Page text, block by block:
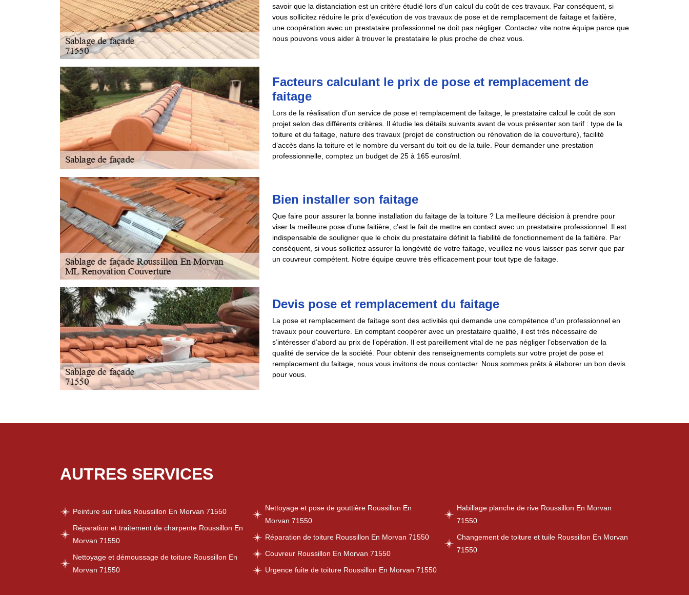
savoir que la distanciation est un critère étudié lors d’un calcul du coût de ces travaux. Par conséquent, si
vous sollicitez réduire le prix d’exécution de vos travaux de pose et de remplacement de faitage et faitière,
une coopération avec un prestataire professionnel ne doit pas négliger. Contactez vite notre équipe parce que
nous pouvons vous aider à trouver le prestataire le plus proche de chez vous.
Facteurs calculant le prix de pose et remplacement de
faitage
Lors de la réalisation d’un service de pose et remplacement de faitage, le prestataire calcul le coût de son
projet selon des différents critères. Il étudie les détails suivants avant de vous présenter son tarif : type de la
toiture et du faitage, nature des travaux (projet de construction ou rénovation de la couverture), facilité
d’accès dans la toiture et le nombre du versant du toit ou de la tuile. Pour demander une prestation
professionnelle, comptez un budget de 25 à 165 euros/ml.
Bien installer son faitage
Que faire pour assurer la bonne installation du faitage de la toiture ? La meilleure décision à prendre pour
viser la meilleure pose d’une faitière, c’est le fait de mettre en contact avec un prestataire professionnel. Il est
indispensable de souligner que le choix du prestataire définit la fiabilité de fonctionnement de la faitière. Par
conséquent, si vous sollicitez assurer la longévité de votre faitage, veuillez ne vous laisser pas servir que par
un couvreur compétent. Notre équipe œuvre très efficacement pour tout type de faitage.
Devis pose et remplacement du faitage
La pose et remplacement de faitage sont des activités qui demande une compétence d’un professionnel en
travaux pour couverture. En comptant coopérer avec un prestataire qualifié, il est très nécessaire de
s’intéresser d’abord au prix de l’opération. Il est pareillement vital de ne pas négliger l’observation de la
qualité de service de la société. Pour obtenir des renseignements complets sur votre projet de pose et
remplacement du faitage, nous vous invitons de nous contacter. Nous sommes prêts à élaborer un bon devis
pour vous.
AUTRES SERVICES
Peinture sur tuiles Roussillon En Morvan 71550
Réparation et traitement de charpente Roussillon En
Morvan 71550
Nettoyage et démoussage de toiture Roussillon En
Morvan 71550
Nettoyage et pose de gouttière Roussillon En
Morvan 71550
Réparation de toiture Roussillon En Morvan 71550
Couvreur Roussillon En Morvan 71550
Urgence fuite de toiture Roussillon En Morvan 71550
Habillage planche de rive Roussillon En Morvan
71550
Changement de toiture et tuile Roussillon En Morvan
71550